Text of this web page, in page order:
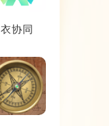
衣协同